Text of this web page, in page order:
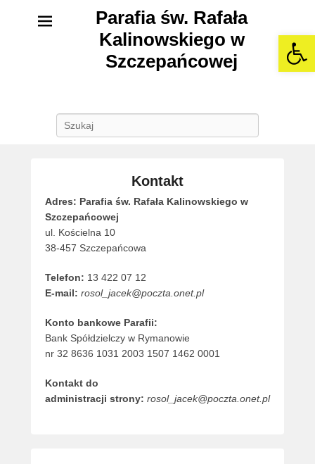
Parafia św. Rafała
Kalinowskiego w
Szczepańcowej
Kontakt
Adres: Parafia św. Rafała Kalinowskiego w
Szczepańcowej
ul. Kościelna 10
38-457 Szczepańcowa
Telefon: 13 422 07 12
E-mail: rosol_jacek@poczta.onet.pl
Konto bankowe Parafii:
Bank Spółdzielczy w Rymanowie
nr 32 8636 1031 2003 1507 1462 0001
Kontakt do
administracji strony: rosol_jacek@poczta.onet.pl